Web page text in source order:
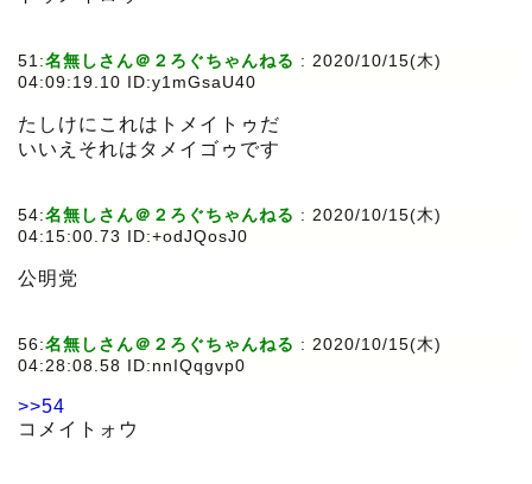
51:名無しさん＠２ろぐちゃんねる : 2020/10/15(木)
04:09:19.10 ID:y1mGsaU40
たしけにこれはトメイトゥだ
いいえそれはタメイゴゥです
54:名無しさん＠２ろぐちゃんねる : 2020/10/15(木)
04:15:00.73 ID:+odJQosJ0
公明党
56:名無しさん＠２ろぐちゃんねる : 2020/10/15(木)
04:28:08.58 ID:nnIQqgvp0
>>54
コメイトォウ